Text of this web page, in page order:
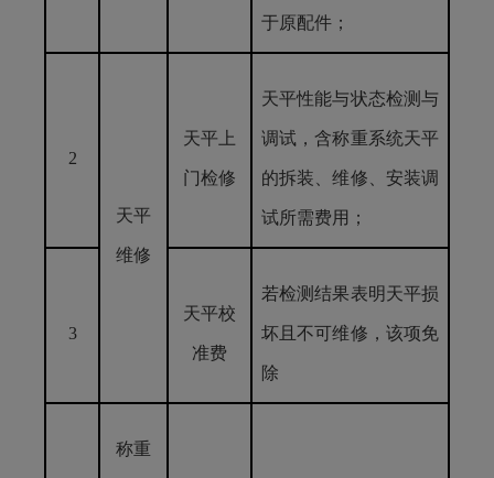
于原配件；
2
天平
维修
天平上
门检修
天平性能与状态检测与
调试，含称重系统天平
的拆装、维修、安装调
试所需费用；
3
天平校
准费
若检测结果表明天平损
坏且不可维修，该项免
除
称重